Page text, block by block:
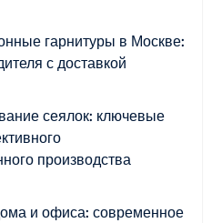
гарнитуры в Москве:
с доставкой
сеялок: ключевые
производства
и офиса: современное